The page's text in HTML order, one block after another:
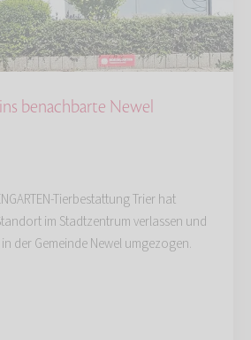
benachbarte Newel
Tierbestattung Trier hat
im Stadtzentrum verlassen und
der Gemeinde Newel umgezogen.